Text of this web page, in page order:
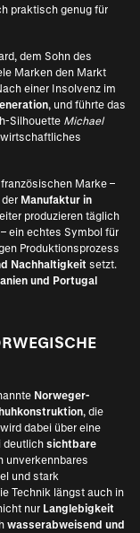
praktisch genug für
dem Sohn des
Marken den Markt
einer Insolvenz im
, und führte das
Silhouette Michael
Marke –
Manufaktur in
produzieren täglich
ein echtes Symbol für
Produktionsprozess
Nachhaltigkeit setzt.
und Portugal
Norweger-
, die
dabei über eine
deutlich sichtbare
unverkennbares
und stark
Technik längst auch in
nur Langlebigkeit
wasserabweisend und